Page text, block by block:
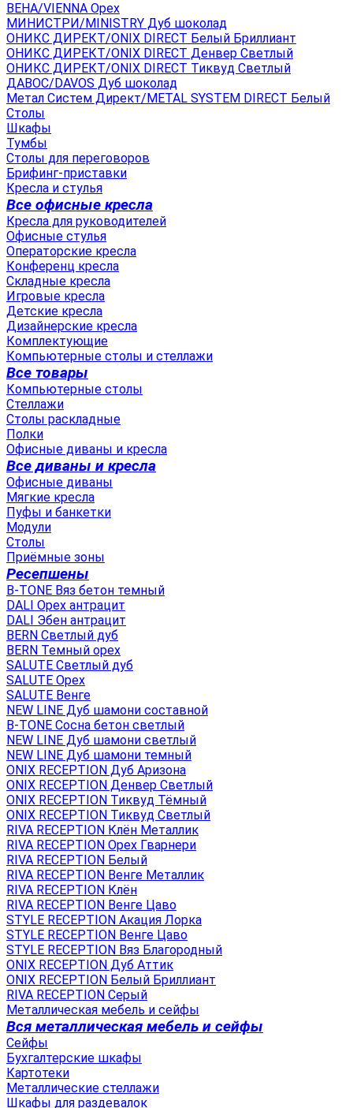
ВЕНА/VIENNA Орех
МИНИСТРИ/MINISTRY Дуб шоколад
ОНИКС ДИРЕКТ/ONIX DIRECT Белый Бриллиант
ОНИКС ДИРЕКТ/ONIX DIRECT Денвер Светлый
ОНИКС ДИРЕКТ/ONIX DIRECT Тиквуд Светлый
ДАВОС/DAVOS Дуб шоколад
Метал Систем Директ/METAL SYSTEM DIRECT Белый
Столы
Шкафы
Тумбы
Столы для переговоров
Брифинг-приставки
Кресла и стулья
Все офисные кресла
Кресла для руководителей
Офисные стулья
Операторские кресла
Конференц кресла
Складные кресла
Игровые кресла
Детские кресла
Дизайнерские кресла
Комплектующие
Компьютерные столы и стеллажи
Все товары
Компьютерные столы
Стеллажи
Столы раскладные
Полки
Офисные диваны и кресла
Все диваны и кресла
Офисные диваны
Мягкие кресла
Пуфы и банкетки
Модули
Столы
Приёмные зоны
Ресепшены
B-TONE Вяз бетон темный
DALI Орех антрацит
DALI Эбен антрацит
BERN Светлый дуб
BERN Темный орех
SALUTE Светлый дуб
SALUTE Орех
SALUTE Венге
NEW LINE Дуб шамони составной
B-TONE Сосна бетон светлый
NEW LINE Дуб шамони светлый
NEW LINE Дуб шамони темный
ONIX RECEPTION Дуб Аризона
ONIX RECEPTION Денвер Светлый
ONIX RECEPTION Тиквуд Тёмный
ONIX RECEPTION Тиквуд Светлый
RIVA RECEPTION Клён Металлик
RIVA RECEPTION Орех Гварнери
RIVA RECEPTION Белый
RIVA RECEPTION Венге Металлик
RIVA RECEPTION Клён
RIVA RECEPTION Венге Цаво
STYLE RECEPTION Акация Лорка
STYLE RECEPTION Венге Цаво
STYLE RECEPTION Вяз Благородный
ONIX RECEPTION Дуб Аттик
ONIX RECEPTION Белый Бриллиант
RIVA RECEPTION Серый
Металлическая мебель и сейфы
Вся металлическая мебель и сейфы
Сейфы
Бухгалтерские шкафы
Картотеки
Металлические стеллажи
Шкафы для раздевалок